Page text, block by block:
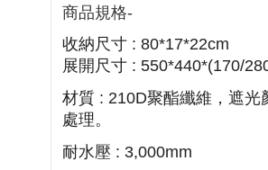
商品規格-
收納尺寸 : 80*17*22cm
展開尺寸 : 550*440*(170/
材質 : 210D聚酯纖維，遮
處理。
耐水壓 : 3,000mm